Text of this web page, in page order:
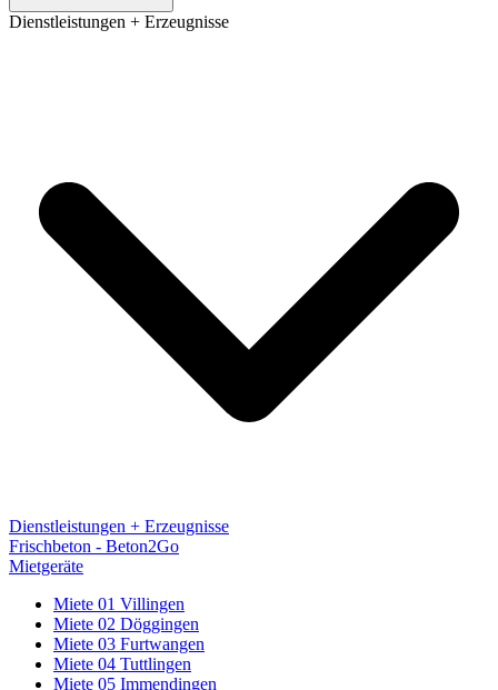
Dienstleistungen + Erzeugnisse
Dienstleistungen + Erzeugnisse
Frischbeton - Beton2Go
Mietgeräte
Miete 01 Villingen
Miete 02 Döggingen
Miete 03 Furtwangen
Miete 04 Tuttlingen
Miete 05 Immendingen